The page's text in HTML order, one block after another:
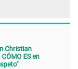
Christian
ES en